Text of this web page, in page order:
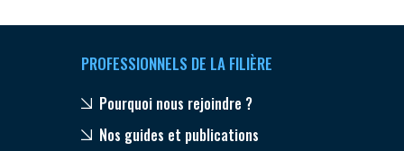
PROFESSIONNELS DE LA FILIÈRE
Pourquoi nous rejoindre ?
Nos guides et publications